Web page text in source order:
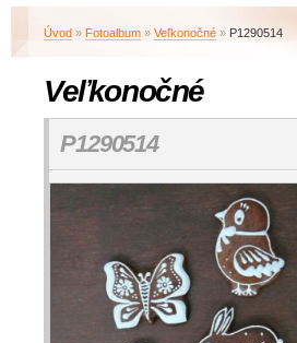
Úvod » Fotoalbum » Veľkonočné » P1290514
Veľkonočné
P1290514